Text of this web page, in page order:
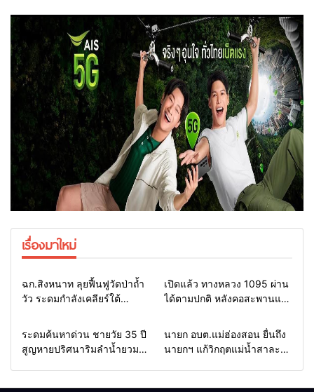
เรื่องมาใหม่
Home แวดวงทหาร
ฉก.สิงหนาท ลุยฟื้นฟูวัดป่าถ้ำ
วัว ระดมกำลังเคลียร์ใต้
ช่วยชาวบ้านฝ่าวิกฤตน้ำป่า
Home รอบรั้วทั่วไทย
เปิดแล้ว ทางหลวง 1095 ผ่าน
ได้ตามปกติ หลังคอสะพานแม่
แม่ฮ่องสอน สั่งเฝ้าระวัง 24
Home รอบรั้วทั่วไทย
ระดมค้นหาด่วน ชายวัย 35 ปี
สูญหายปริศนาริมลำน้ำยวม
Home รอบรั้วทั่วไทย
นายก อบต.แม่ฮ่องสอน ยื่นถึง
นายกฯ แก้วิกฤตแม่น้ำสาละ